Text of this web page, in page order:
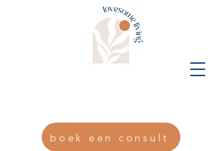
Eline@lovesomedesigns.b
e
boek een consult